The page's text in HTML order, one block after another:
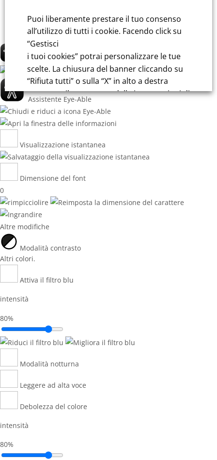
Italiano
Puoi liberamente prestare il tuo consenso
all’utilizzo di tutti i cookie. Facendo click su
“Gestisci
i tuoi cookies” potrai personalizzare le tue
scelte. La chiusura del banner cliccando su
“Rifiuta tutti” o sulla “X” in alto a destra
comporta il permanere delle impostazioni di
default e la continuazione della navigazione
in assenza di cookie o altri strumenti di
Per maggiori informazioni consulta la
Informativa sui dati personali e cookie
privacy
RIFIUTA TUTTI
GESTISCI I TUOI COOKIES